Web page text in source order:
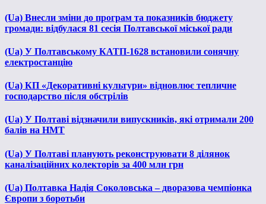
(Ua) Внесли зміни до програм та показників бюджету
громади: відбулася 81 сесія Полтавської міської ради
(Ua) У Полтавському КАТП-1628 встановили сонячну
електростанцію
(Ua) КП «Декоративні культури» відновлює тепличне
господарство після обстрілів
(Ua) У Полтаві відзначили випускників, які отримали 200
балів на НМТ
(Ua) У Полтаві планують реконструювати 8 ділянок
каналізаційних колекторів за 400 млн грн
(Ua) Полтавка Надія Соколовська – дворазова чемпіонка
Європи з боротьби